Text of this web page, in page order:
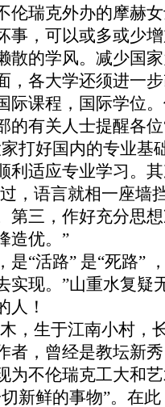
伦瑞克外办的摩赫
事，可以或多或少
散的学风。减少国
，各大学还须进一
际课程，国际学位
有关人士提醒各位
家打好国内的专业
利适应专业学习。
，语言就相一座墙
第三，作好充分思
造优。”
“活路” 是“死路”
实现。”山重水复疑
人！
生于江南小村，
者，曾经是教坛新
为不伦瑞克工大和
新鲜的事物”。在